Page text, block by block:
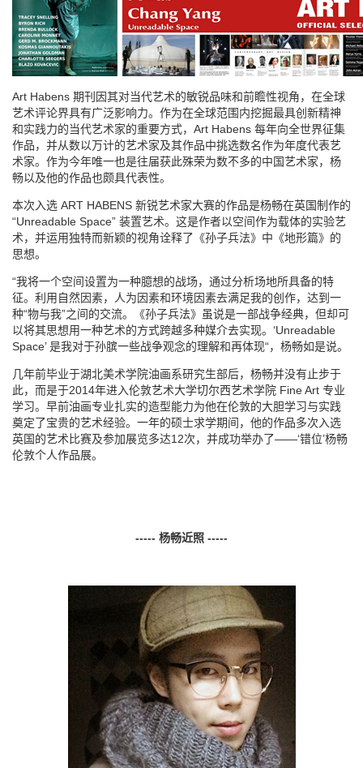
Art Habens 期刊因其对当代艺术的敏锐品味和前瞻性视角，在全球
艺术评论界具有广泛影响力。作为在全球范围内挖掘最具创新精神
和实践力的当代艺术家的重要方式，Art Habens 每年向全世界征集
作品，并从数以万计的艺术家及其作品中挑选数名作为年度代表艺
术家。作为今年唯一也是往届获此殊荣为数不多的中国艺术家，杨
畅以及他的作品也颇具代表性。
本次入选 ART HABENS 新锐艺术家大赛的作品是杨畅在英国制作的
“Unreadable Space” 装置艺术。这是作者以空间作为载体的实验艺
术，并运用独特而新颖的视角诠释了《孙子兵法》中《地形篇》的
思想。
“我将一个空间设置为一种臆想的战场，通过分析场地所具备的特
征。利用自然因素，人为因素和环境因素去满足我的创作，达到一
种“物与我”之间的交流。《孙子兵法》虽说是一部战争经典，但却可
以将其思想用一种艺术的方式跨越多种媒介去实现。‘Unreadable
Space’ 是我对于孙膑一些战争观念的理解和再体现“，杨畅如是说。
几年前毕业于湖北美术学院油画系研究生部后，杨畅并没有止步于
此，而是于2014年进入伦敦艺术大学切尔西艺术学院 Fine Art 专业
学习。早前油画专业扎实的造型能力为他在伦敦的大胆学习与实践
奠定了宝贵的艺术经验。一年的硕士求学期间，他的作品多次入选
英国的艺术比赛及参加展览多达12次，并成功举办了——‘错位’杨畅
伦敦个人作品展。
----- 杨畅近照 -----